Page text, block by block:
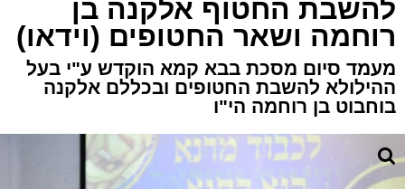
להשבת החטוף אלקנה בן
רוחמה ושאר החטופים (וידאו)
מעמד סיום מסכת בבא קמא הוקדש ע"י בעל
ההילולא להשבת החטופים ובכללם אלקנה
בוחבוט בן רוחמה הי"ו